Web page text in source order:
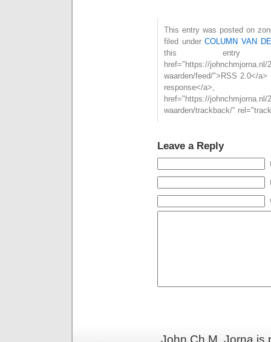
This entry was posted on
filed underCOLUMN VAN
this entry
href="https://johnchmjorna.nl/
waarden/feed/">RSS 2.0</
href="https://johnchmjorna.nl/
waarden/trackback/"
Leave a Reply
John Ch.M. Jorna